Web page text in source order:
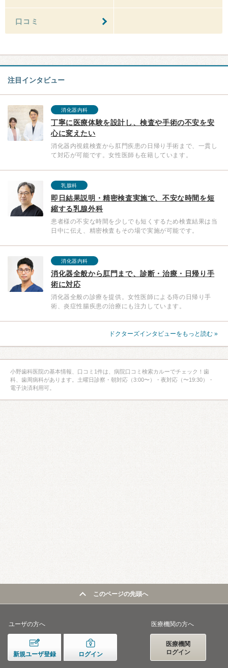
口コミ
注目インタビュー
消化器内科
丁寧に医療体験を設計し、検査や手術の不安を安
心に変えたい
消化器内視鏡検査から肛門疾患の日帰り手術まで、一貫し
て対応が可能です。女性医師も在籍しています。
乳腺科
即日結果説明・精密検査実施で、不安な時間を短
縮する乳腺外科
患者様の不安な時間を少しでも短くするため検査結果は当
日中に伝え、精密検査もその場で実施が可能です。
消化器内科
消化器全般から肛門まで、診断・治療・日帰り手
術に対応
消化器全般の診療を提供。女性医師による痔の日帰り手
術、炎症性腸疾患の治療にも注力しています。
ドクターズインタビューをもっと読む »
小野歯科医院の基本情報、口コミ1件は、病院口コミ検索カルーでチェック！歯
科、歯周病科があります。土曜日診察・朝対応（3:00〜）・夜対応（〜19:30）・
電子決済利用可。
このページの先頭へ
ユーザの方へ
新規ユーザ登録 ログイン
医療機関の方へ
医療機関
ログイン